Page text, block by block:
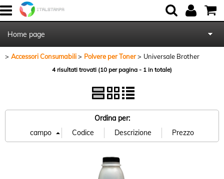
Home page
Chi Siamo
Blog
Accessori Consumabili Polvere per Toner Universale Brother
4 risultati trovati (10 per pagina - 1 in totale)
Ordina per: